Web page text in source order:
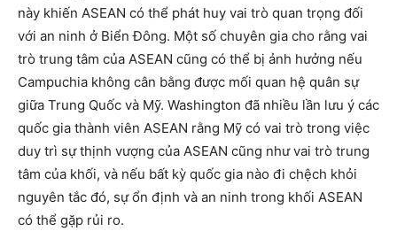
này khiến ASEAN có thể phát huy vai trò quan trọng đối
với an ninh ở Biển Đông. Một số chuyên gia cho rằng vai
trò trung tâm của ASEAN cũng có thể bị ảnh hưởng nếu
Campuchia không cân bằng được mối quan hệ quân sự
giữa Trung Quốc và Mỹ. Washington đã nhiều lần lưu ý các
quốc gia thành viên ASEAN rằng Mỹ có vai trò trong việc
duy trì sự thịnh vượng của ASEAN cũng như vai trò trung
tâm của khối, và nếu bất kỳ quốc gia nào đi chệch khỏi
nguyên tắc đó, sự ổn định và an ninh trong khối ASEAN
có thể gặp rủi ro.